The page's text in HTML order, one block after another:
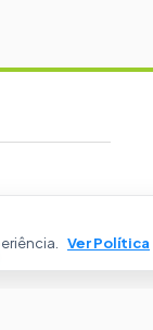
Ver Política